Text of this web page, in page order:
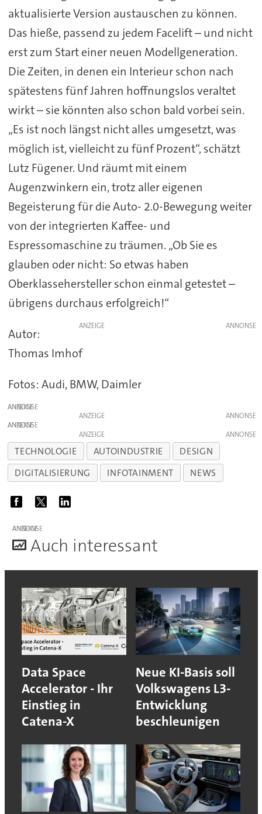
aktualisierte Version austauschen zu können.
Das hieße, passend zu jedem Facelift – und nicht
erst zum Start einer neuen Modellgeneration.
Die Zeiten, in denen ein Interieur schon nach
spätestens fünf Jahren hoffnungslos veraltet
wirkt – sie könnten also schon bald vorbei sein.
„Es ist noch längst nicht alles umgesetzt, was
möglich ist, vielleicht zu fünf Prozent“, schätzt
Lutz Fügener. Und räumt mit einem
Augenzwinkern ein, trotz aller eigenen
Begeisterung für die Auto- 2.0-Bewegung weiter
von der integrierten Kaffee- und
Espressomaschine zu träumen. „Ob Sie es
glauben oder nicht: So etwas haben
Oberklassehersteller schon einmal getestet –
übrigens durchaus erfolgreich!“
ANZEIGE
Autor:
Thomas Imhof
Fotos: Audi, BMW, Daimler
ANZEIGE
ANZEIGE
ANZEIGE
ANZEIGE
TECHNOLOGIE AUTOINDUSTRIE
DESIGN
DIGITALISIERUNG
INFOTAINMENT NEWS
ANZEIGE
Auch interessant
Data Space
Accelerator - Ihr
Einstieg in
Catena-X
Neue KI-Basis soll
Volkswagens L3-
Entwicklung
beschleunigen